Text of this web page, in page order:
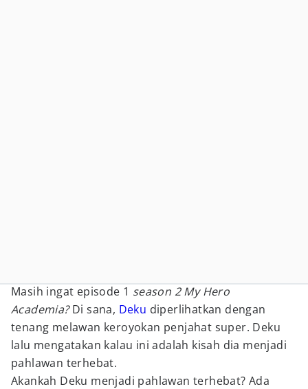
Masih ingat episode 1 season 2My Hero
Academia?Di sana, Deku diperlihatkan dengan
tenang melawan keroyokan penjahat super. Deku
lalu mengatakan kalau ini adalah kisah dia menjadi
pahlawan terhebat.
Akankah Deku menjadi pahlawan terhebat? Ada